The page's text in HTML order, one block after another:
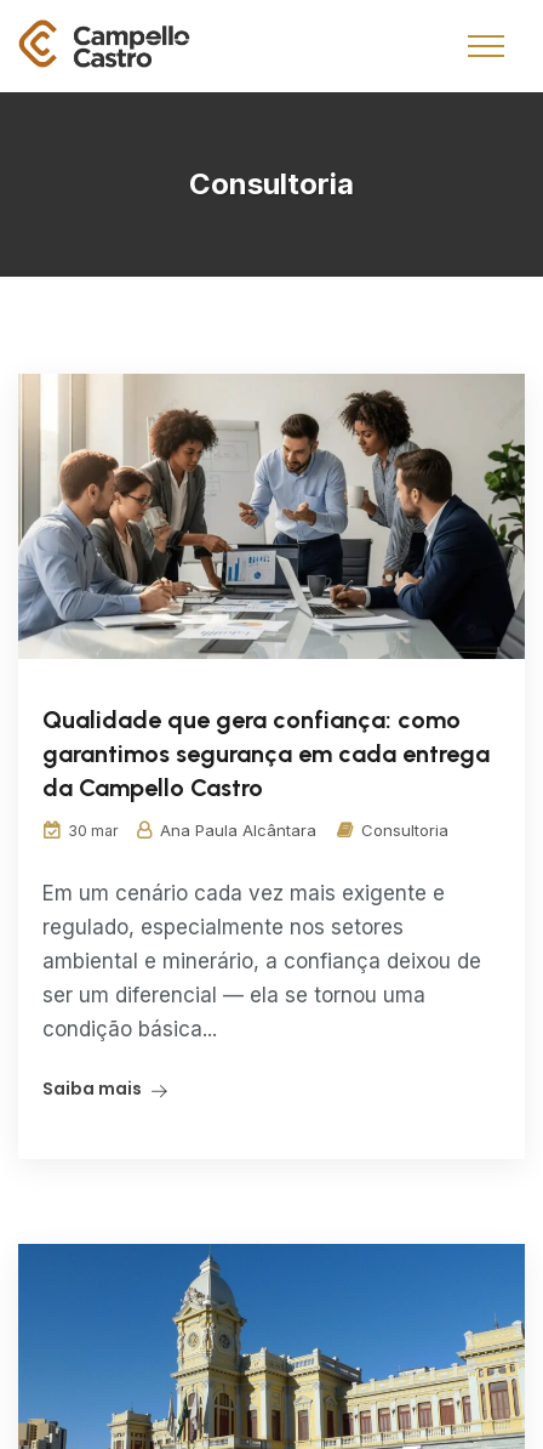
Consultoria
Qualidade que gera confiança: como
garantimos segurança em cada entrega
da Campello Castro
30 mar Ana Paula Alcântara Consultoria
Em um cenário cada vez mais exigente e
regulado, especialmente nos setores
ambiental e minerário, a confiança deixou de
ser um diferencial — ela se tornou uma
condição básica...
Saiba mais